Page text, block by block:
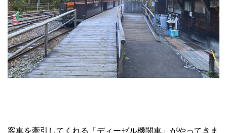
客車を牽引してくれる「ディーゼル機関車」がやってきま